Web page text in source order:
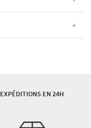
EXPÉDITIONS EN 24H